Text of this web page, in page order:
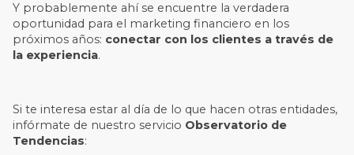
Y probablemente ahí se encuentre la verdadera
oportunidad para el marketing financiero en los
próximos años: conectar con los clientes a través de
la experiencia.
Si te interesa estar al día de lo que hacen otras entidades,
infórmate de nuestro servicio Observatorio de
Tendencias: